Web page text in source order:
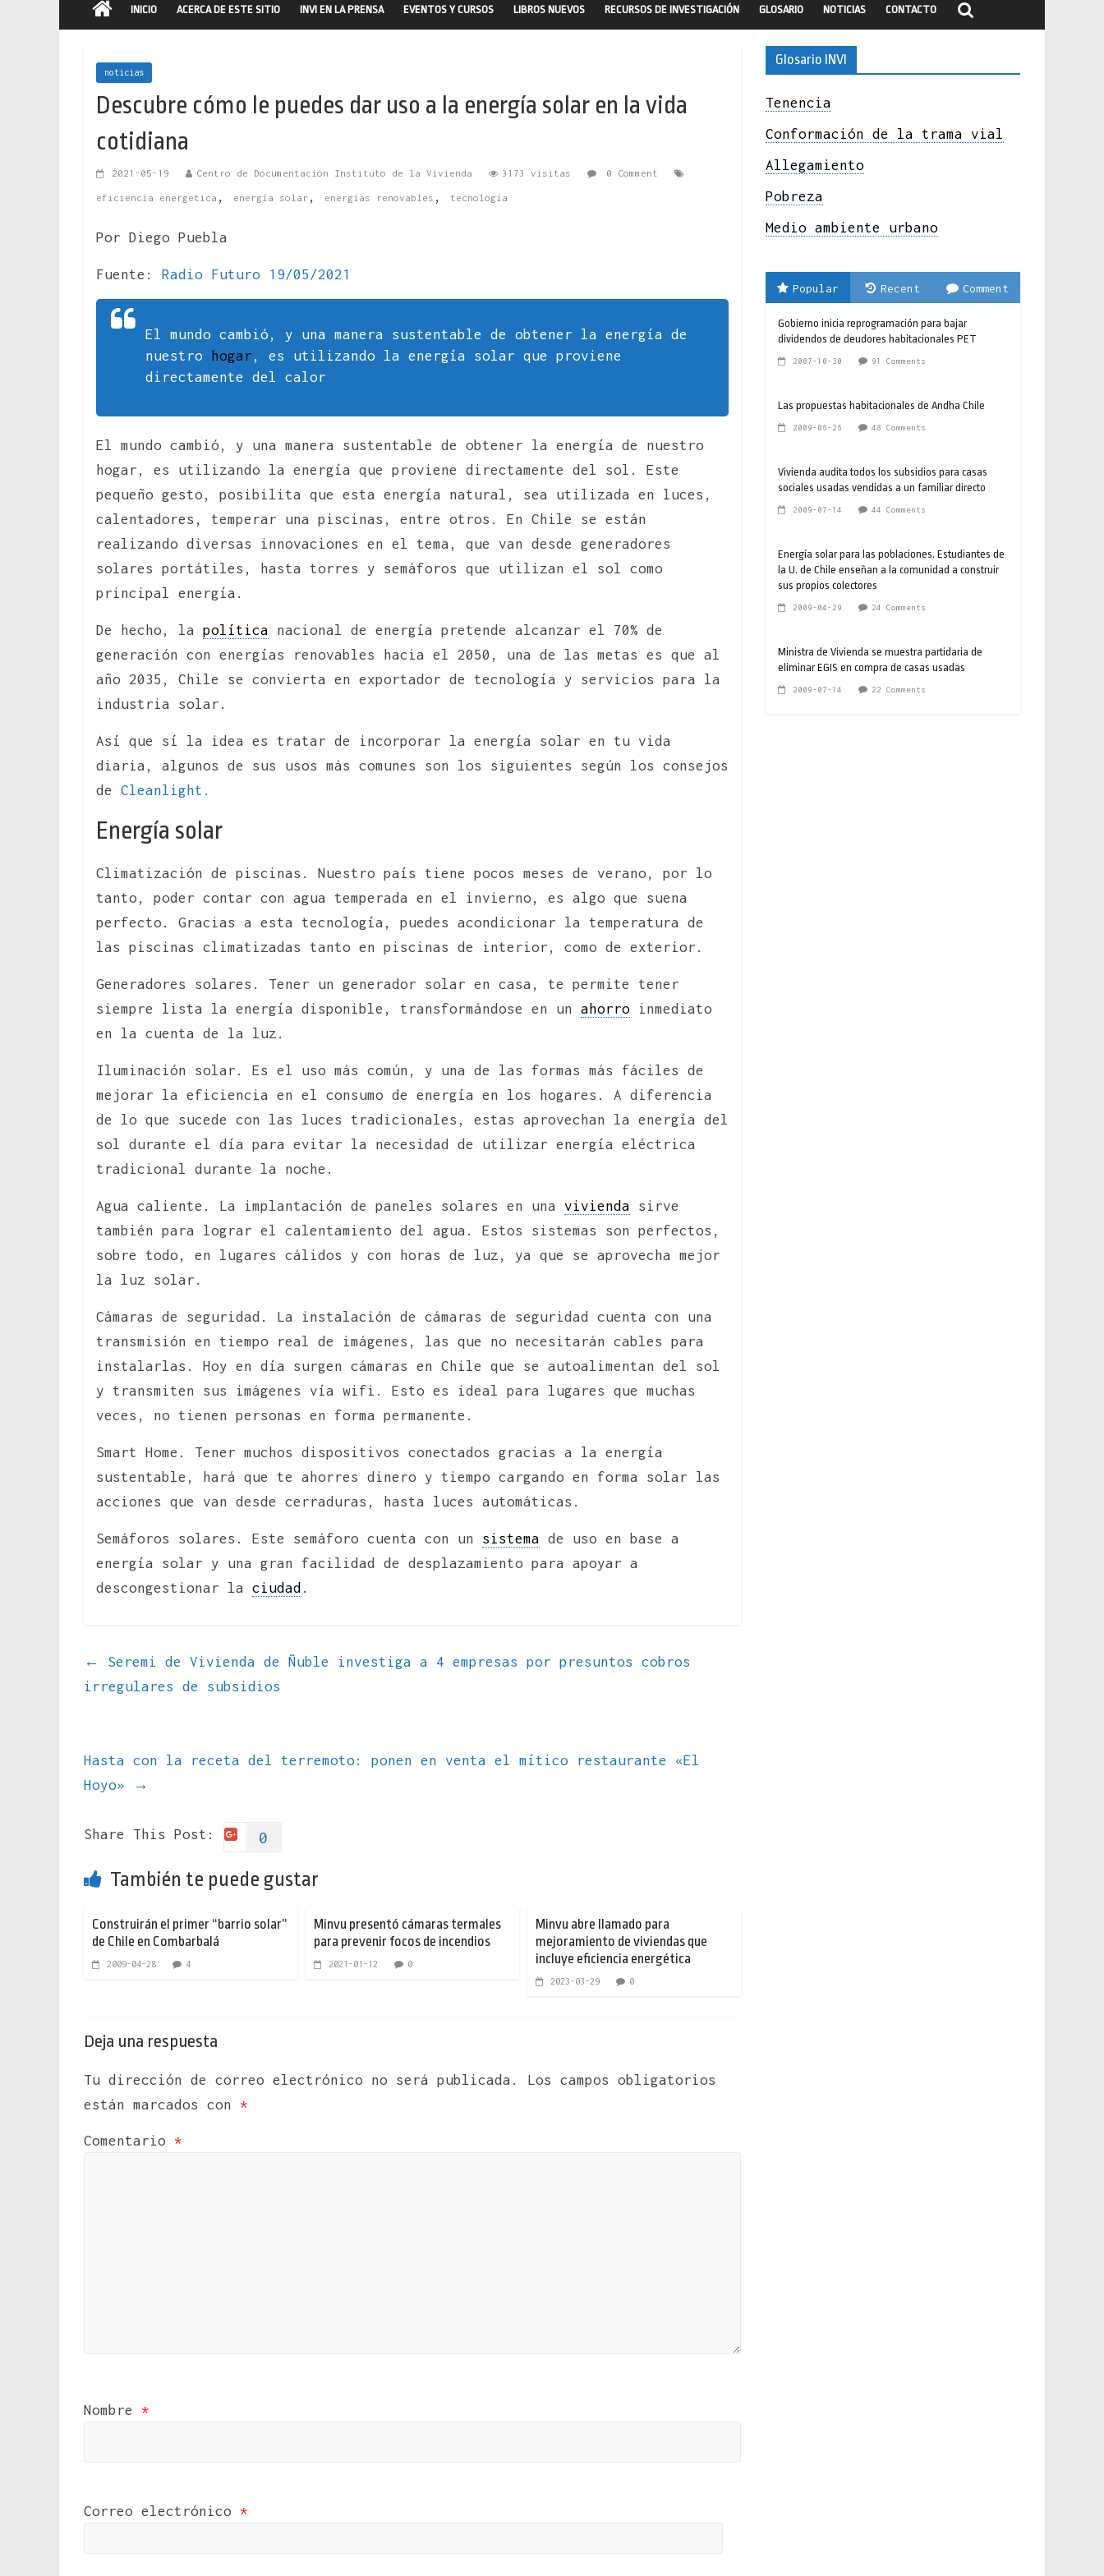
INICIO ACERCA DE ESTE SITIO INVI EN LA PRENSA EVENTOS Y CURSOS LIBROS NUEVOS RECURSOS DE INVESTIGACIÓN GLOSARIO NOTICIAS CONTACTO
noticias
Descubre cómo le puedes dar uso a la energía solar en la vida
cotidiana
2021-05-19 Centro de Documentación Instituto de la Vivienda 3173 visitas 0 Comment
eficiencia energetica , energía solar , energías renovables , tecnología
Por Diego Puebla
Fuente: Radio Futuro 19/05/2021
El mundo cambió, y una manera sustentable de obtener la energía de
nuestro hogar , es utilizando la energía solar que proviene
directamente del calor
El mundo cambió, y una manera sustentable de obtener la energía de nuestro
hogar, es utilizando la energía que proviene directamente del sol. Este
pequeño gesto, posibilita que esta energía natural, sea utilizada en luces,
calentadores, temperar una piscinas, entre otros. En Chile se están
realizando diversas innovaciones en el tema, que van desde generadores
solares portátiles, hasta torres y semáforos que utilizan el sol como
principal energía.
De hecho, la política nacional de energía pretende alcanzar el 70% de
generación con energías renovables hacia el 2050, una de las metas es que al
año 2035, Chile se convierta en exportador de tecnología y servicios para la
industria solar.
Así que sí la idea es tratar de incorporar la energía solar en tu vida
diaria, algunos de sus usos más comunes son los siguientes según los consejos
de Cleanlight.
Energía solar
Climatización de piscinas. Nuestro país tiene pocos meses de verano, por lo
tanto, poder contar con agua temperada en el invierno, es algo que suena
perfecto. Gracias a esta tecnología, puedes acondicionar la temperatura de
las piscinas climatizadas tanto en piscinas de interior, como de exterior.
Generadores solares. Tener un generador solar en casa, te permite tener
siempre lista la energía disponible, transformándose en un ahorro inmediato
en la cuenta de la luz.
Iluminación solar. Es el uso más común, y una de las formas más fáciles de
mejorar la eficiencia en el consumo de energía en los hogares. A diferencia
de lo que sucede con las luces tradicionales, estas aprovechan la energía del
sol durante el día para evitar la necesidad de utilizar energía eléctrica
tradicional durante la noche.
Agua caliente. La implantación de paneles solares en una vivienda sirve
también para lograr el calentamiento del agua. Estos sistemas son perfectos,
sobre todo, en lugares cálidos y con horas de luz, ya que se aprovecha mejor
la luz solar.
Cámaras de seguridad. La instalación de cámaras de seguridad cuenta con una
transmisión en tiempo real de imágenes, las que no necesitarán cables para
instalarlas. Hoy en día surgen cámaras en Chile que se autoalimentan del sol
y transmiten sus imágenes vía wifi. Esto es ideal para lugares que muchas
veces, no tienen personas en forma permanente.
Smart Home. Tener muchos dispositivos conectados gracias a la energía
sustentable, hará que te ahorres dinero y tiempo cargando en forma solar las
acciones que van desde cerraduras, hasta luces automáticas.
Semáforos solares. Este semáforo cuenta con un sistema de uso en base a
energía solar y una gran facilidad de desplazamiento para apoyar a
descongestionar la ciudad .
←
Seremi de Vivienda de Ñuble investiga a 4 empresas por presuntos cobros
irregulares de subsidios
Hasta con la receta del terremoto: ponen en venta el mítico restaurante «El
Hoyo»
→
Share This Post: 0
También te puede gustar
Construirán el primer “barrio solar”
de Chile en Combarbalá
2009-04-28 4
Minvu presentó cámaras termales
para prevenir focos de incendios
2021-01-12 0
Minvu abre llamado para
mejoramiento de viviendas que
incluye eficiencia energética
2023-03-29 0
Deja una respuesta
Tu dirección de correo electrónico no será publicada.
Los campos obligatorios
están marcados con *
Comentario *
Nombre *
Correo electrónico *
Glosario INVI
Tenencia
Conformación de la trama vial
Allegamiento
Pobreza
Medio ambiente urbano
Popular Recent Comment
Gobierno inicia reprogramación para bajar
dividendos de deudores habitacionales PET
2007-10-30 91 Comments
Las propuestas habitacionales de Andha Chile
2009-06-26 48 Comments
Vivienda audita todos los subsidios para casas
sociales usadas vendidas a un familiar directo
2009-07-14 44 Comments
Energía solar para las poblaciones. Estudiantes de
la U. de Chile enseñan a la comunidad a construir
sus propios colectores
2009-04-29 24 Comments
Ministra de Vivienda se muestra partidaria de
eliminar EGIS en compra de casas usadas
2009-07-14 22 Comments